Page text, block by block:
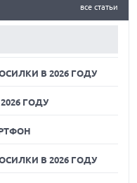
все статьи
В 2026 ГОДУ
ГОДУ
В 2026 ГОДУ